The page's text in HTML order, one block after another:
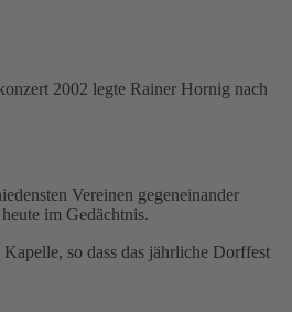
2002 legte Rainer Hornig nach
Vereinen gegeneinander
im Gedächtnis.
so dass das jährliche Dorffest